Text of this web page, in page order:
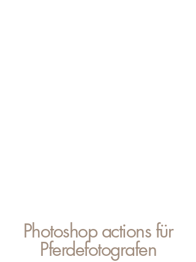
Photoshop actions für
Pferdefotografen